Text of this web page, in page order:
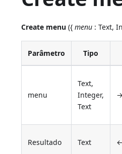
Create menu ({menu : Text,
Parâmetro Tipo
menu
Text,
Integer,
Text
→
Resultado Text ←